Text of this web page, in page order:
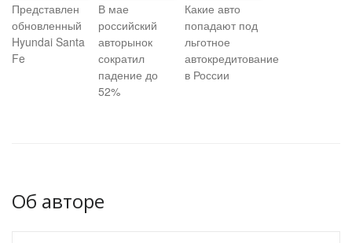
Представлен
обновленный
Hyundai Santa
Fe
В мае
российский
авторынок
сократил
падение до
52%
Какие авто
попадают под
льготное
автокредитование
в России
Об авторе